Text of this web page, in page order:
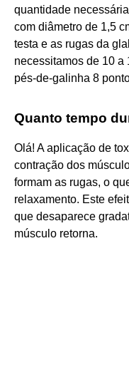
quantidade
com diâmetro de 1,5
testa e as rugas da
necessitamos de 10 a
pés-de-galinha 8
Quanto tempo
Olá! A aplicação de
contração dos
formam as rugas, o
relaxamento. Este
que desaparece
músculo retorna.